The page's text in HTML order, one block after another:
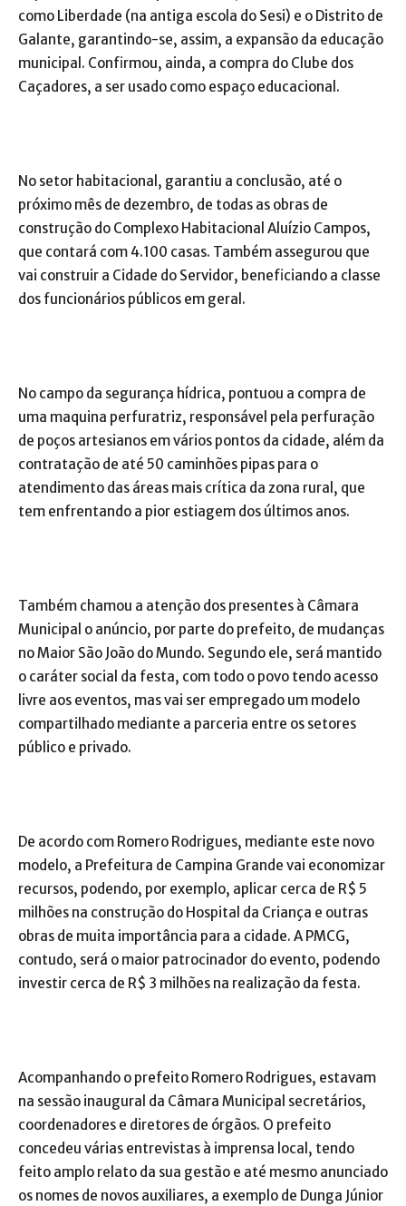
como Liberdade (na antiga escola do Sesi) e o Distrito de
Galante, garantindo-se, assim, a expansão da educação
municipal. Confirmou, ainda, a compra do Clube dos
Caçadores, a ser usado como espaço educacional.
No setor habitacional, garantiu a conclusão, até o
próximo mês de dezembro, de todas as obras de
construção do Complexo Habitacional Aluízio Campos,
que contará com 4.100 casas. Também assegurou que
vai construir a Cidade do Servidor, beneficiando a classe
dos funcionários públicos em geral.
No campo da segurança hídrica, pontuou a compra de
uma maquina perfuratriz, responsável pela perfuração
de poços artesianos em vários pontos da cidade, além da
contratação de até 50 caminhões pipas para o
atendimento das áreas mais crítica da zona rural, que
tem enfrentando a pior estiagem dos últimos anos.
Também chamou a atenção dos presentes à Câmara
Municipal o anúncio, por parte do prefeito, de mudanças
no Maior São João do Mundo. Segundo ele, será mantido
o caráter social da festa, com todo o povo tendo acesso
livre aos eventos, mas vai ser empregado um modelo
compartilhado mediante a parceria entre os setores
público e privado.
De acordo com Romero Rodrigues, mediante este novo
modelo, a Prefeitura de Campina Grande vai economizar
recursos, podendo, por exemplo, aplicar cerca de R$ 5
milhões na construção do Hospital da Criança e outras
obras de muita importância para a cidade. A PMCG,
contudo, será o maior patrocinador do evento, podendo
investir cerca de R$ 3 milhões na realização da festa.
Acompanhando o prefeito Romero Rodrigues, estavam
na sessão inaugural da Câmara Municipal secretários,
coordenadores e diretores de órgãos. O prefeito
concedeu várias entrevistas à imprensa local, tendo
feito amplo relato da sua gestão e até mesmo anunciado
os nomes de novos auxiliares, a exemplo de Dunga Júnior